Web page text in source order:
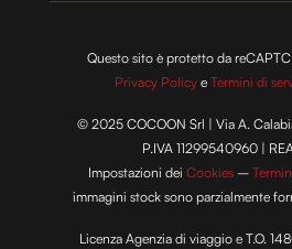
Questo sito è protetto da
Privacy Policy eTermini di
© 2025 COCOON Srl | Via A.
P.IVA 11299540960 |
Impostazioni deiCookies –
immagini stock sono parzialmente
Licenza Agenzia di viaggio e T.O.